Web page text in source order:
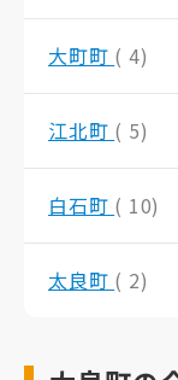
大町町 ( 4)
江北町 ( 5)
白石町 ( 10)
太良町 ( 2)